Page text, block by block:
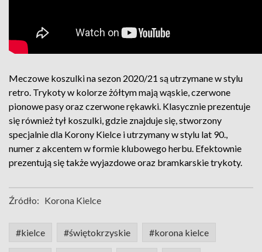
Meczowe koszulki na sezon 2020/21 są utrzymane w stylu
retro. Trykoty w kolorze żółtym mają wąskie, czerwone
pionowe pasy oraz czerwone rękawki. Klasycznie prezentuje
się również tył koszulki, gdzie znajduje się, stworzony
specjalnie dla Korony Kielce i utrzymany w stylu lat 90.,
numer z akcentem w formie klubowego herbu. Efektownie
prezentują się także wyjazdowe oraz bramkarskie trykoty.
Źródło: Korona Kielce
#kielce #świętokrzyskie #korona kielce